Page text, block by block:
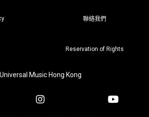
聯絡我們
Reservation of Rights
Universal Music Hong Kong